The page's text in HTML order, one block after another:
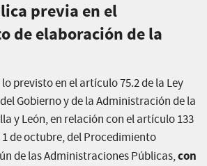
previa en el
de elaboración de la
previsto en el artículo 75.2 de la Ley
Gobierno y de la Administración de la
y León, en relación con el artículo 133
1 de octubre, del Procedimiento
de las Administraciones Públicas,con